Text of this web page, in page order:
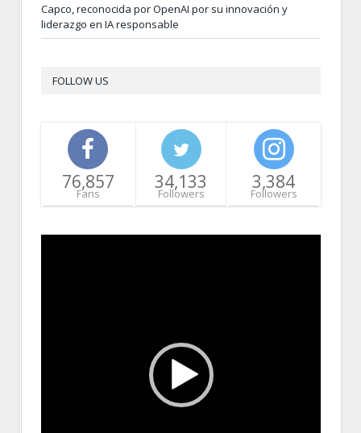
Capco, reconocida por OpenAI por su innovación y
liderazgo en IA responsable
FOLLOW US
76,857
Fans
34,133
Followers
3,384
Followers